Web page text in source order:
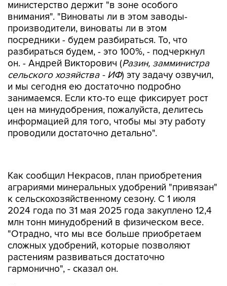
министерство держит "в зоне особого
внимания". "Виноваты ли в этом заводы-
производители, виноваты ли в этом
посредники - будем разбираться. То, что
разбираться будем, - это 100%, - подчеркнул
он. - Андрей Викторович (Разин, замминистра
сельского хозяйства - ИФ) эту задачу озвучил,
и мы сегодня ею достаточно подробно
занимаемся. Если кто-то еще фиксирует рост
цен на минудобрения, пожалуйста, делитесь
информацией для того, чтобы мы эту работу
проводили достаточно детально".
к сельскохозяйственному сезону. С 1 июля
2024 года по 31 мая 2025 года закуплено 12,4
млн тонн минудобрений в физическом весе.
"Отрадно, что мы все больше приобретаем
сложных удобрений, которые позволяют
растениям развиваться достаточно
гармонично", - сказал он.
По его данным, в ряде регионов Северного